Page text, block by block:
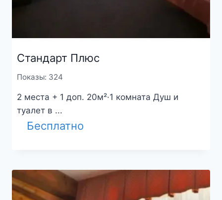
Стандарт Плюс
Показы: 324
2 места + 1 доп. 20м²·1 комната Душ и
туалет в ...
Бесплатно